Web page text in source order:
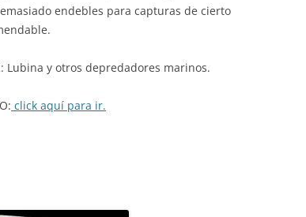
endebles para capturas de cierto
Lubina y otros depredadores marinos.
click aquí para ir.